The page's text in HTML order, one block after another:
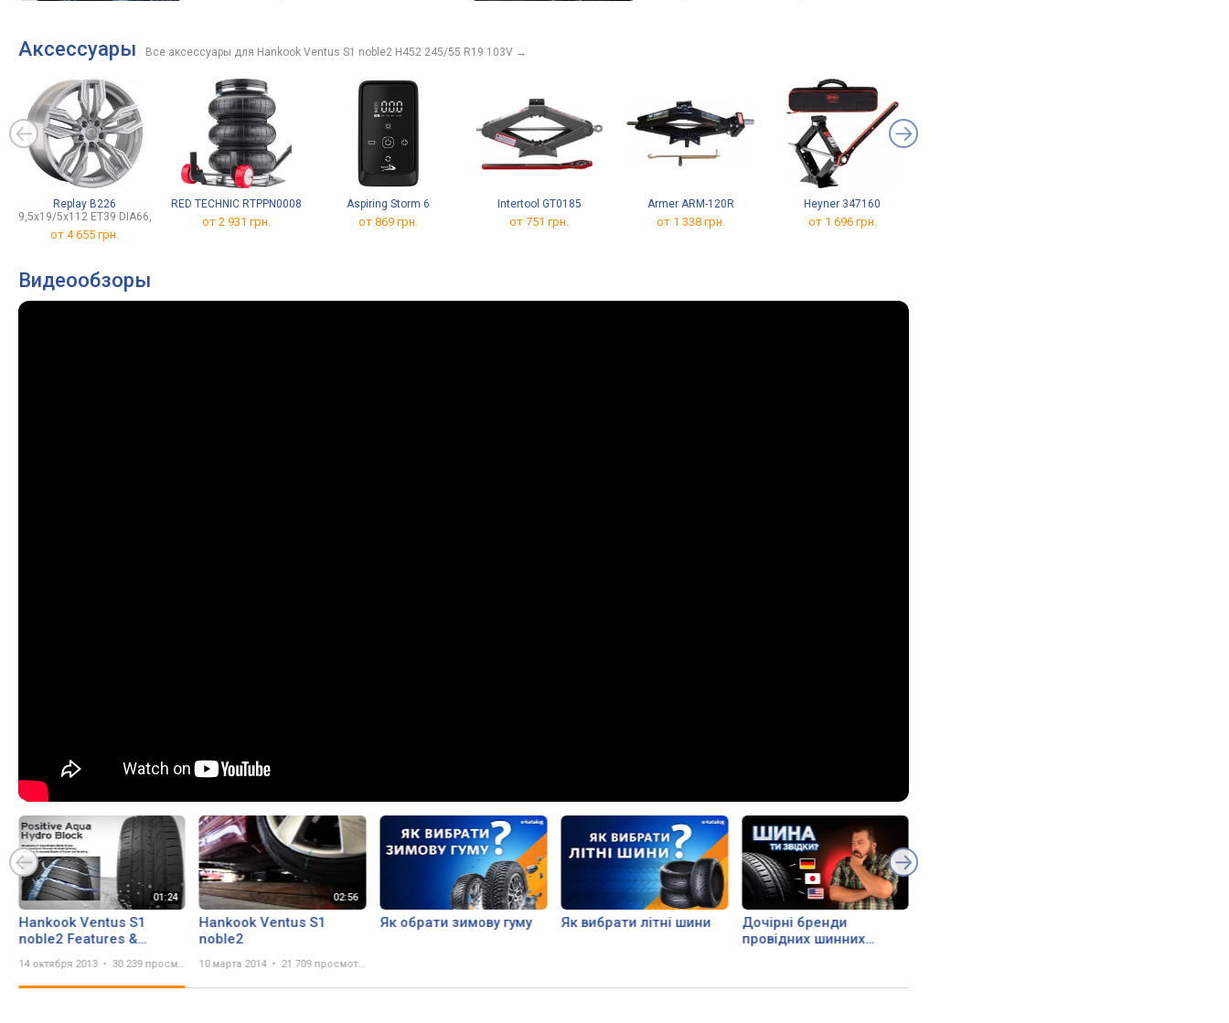
Аксессуары Все аксессуары для Hankook Ventus S1 noble2 H452 245/55 R19 103V →
Replay B226
9,5x19/5x112 ET39 DIA66,6
от4 655 грн.
RED TECHNIC RTPPN0008
от 2 931 грн.
Aspiring Storm 6
от 869 грн.
Intertool GT0185
от 751 грн.
Armer ARM-120R
от 1 338 грн.
Heyner 347160
от 1 696 грн.
Видеообзоры
Hankook Ventus S1
noble2 Features &
14 октября 2013 30 239 просмотров
Hankook Ventus S1
noble2
10 марта 2014 21 709 просмотров
Як обрати зимову гуму Як вибрати літні шини
Дочірні бренди
провідних шинних